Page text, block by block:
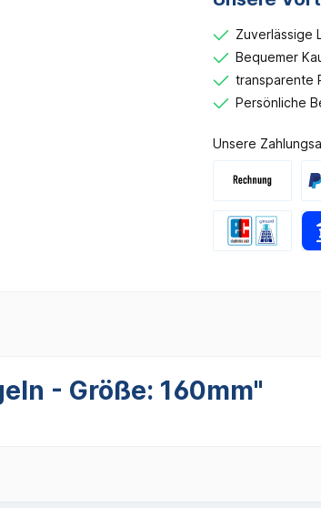
Zuverlässige
Bequemer
transparente
Persönliche
Unsere
- Größe: 160mm"